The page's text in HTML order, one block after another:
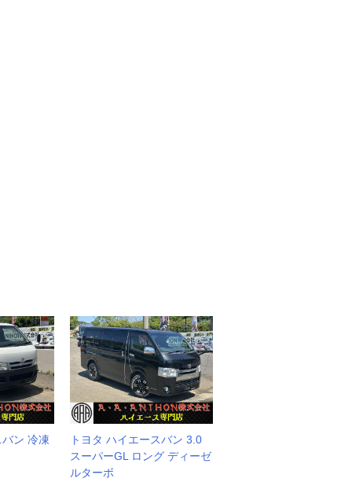
バン 冷凍
トヨタ ハイエースバン 3.0
スーパーGL ロング ディーゼ
ルターボ